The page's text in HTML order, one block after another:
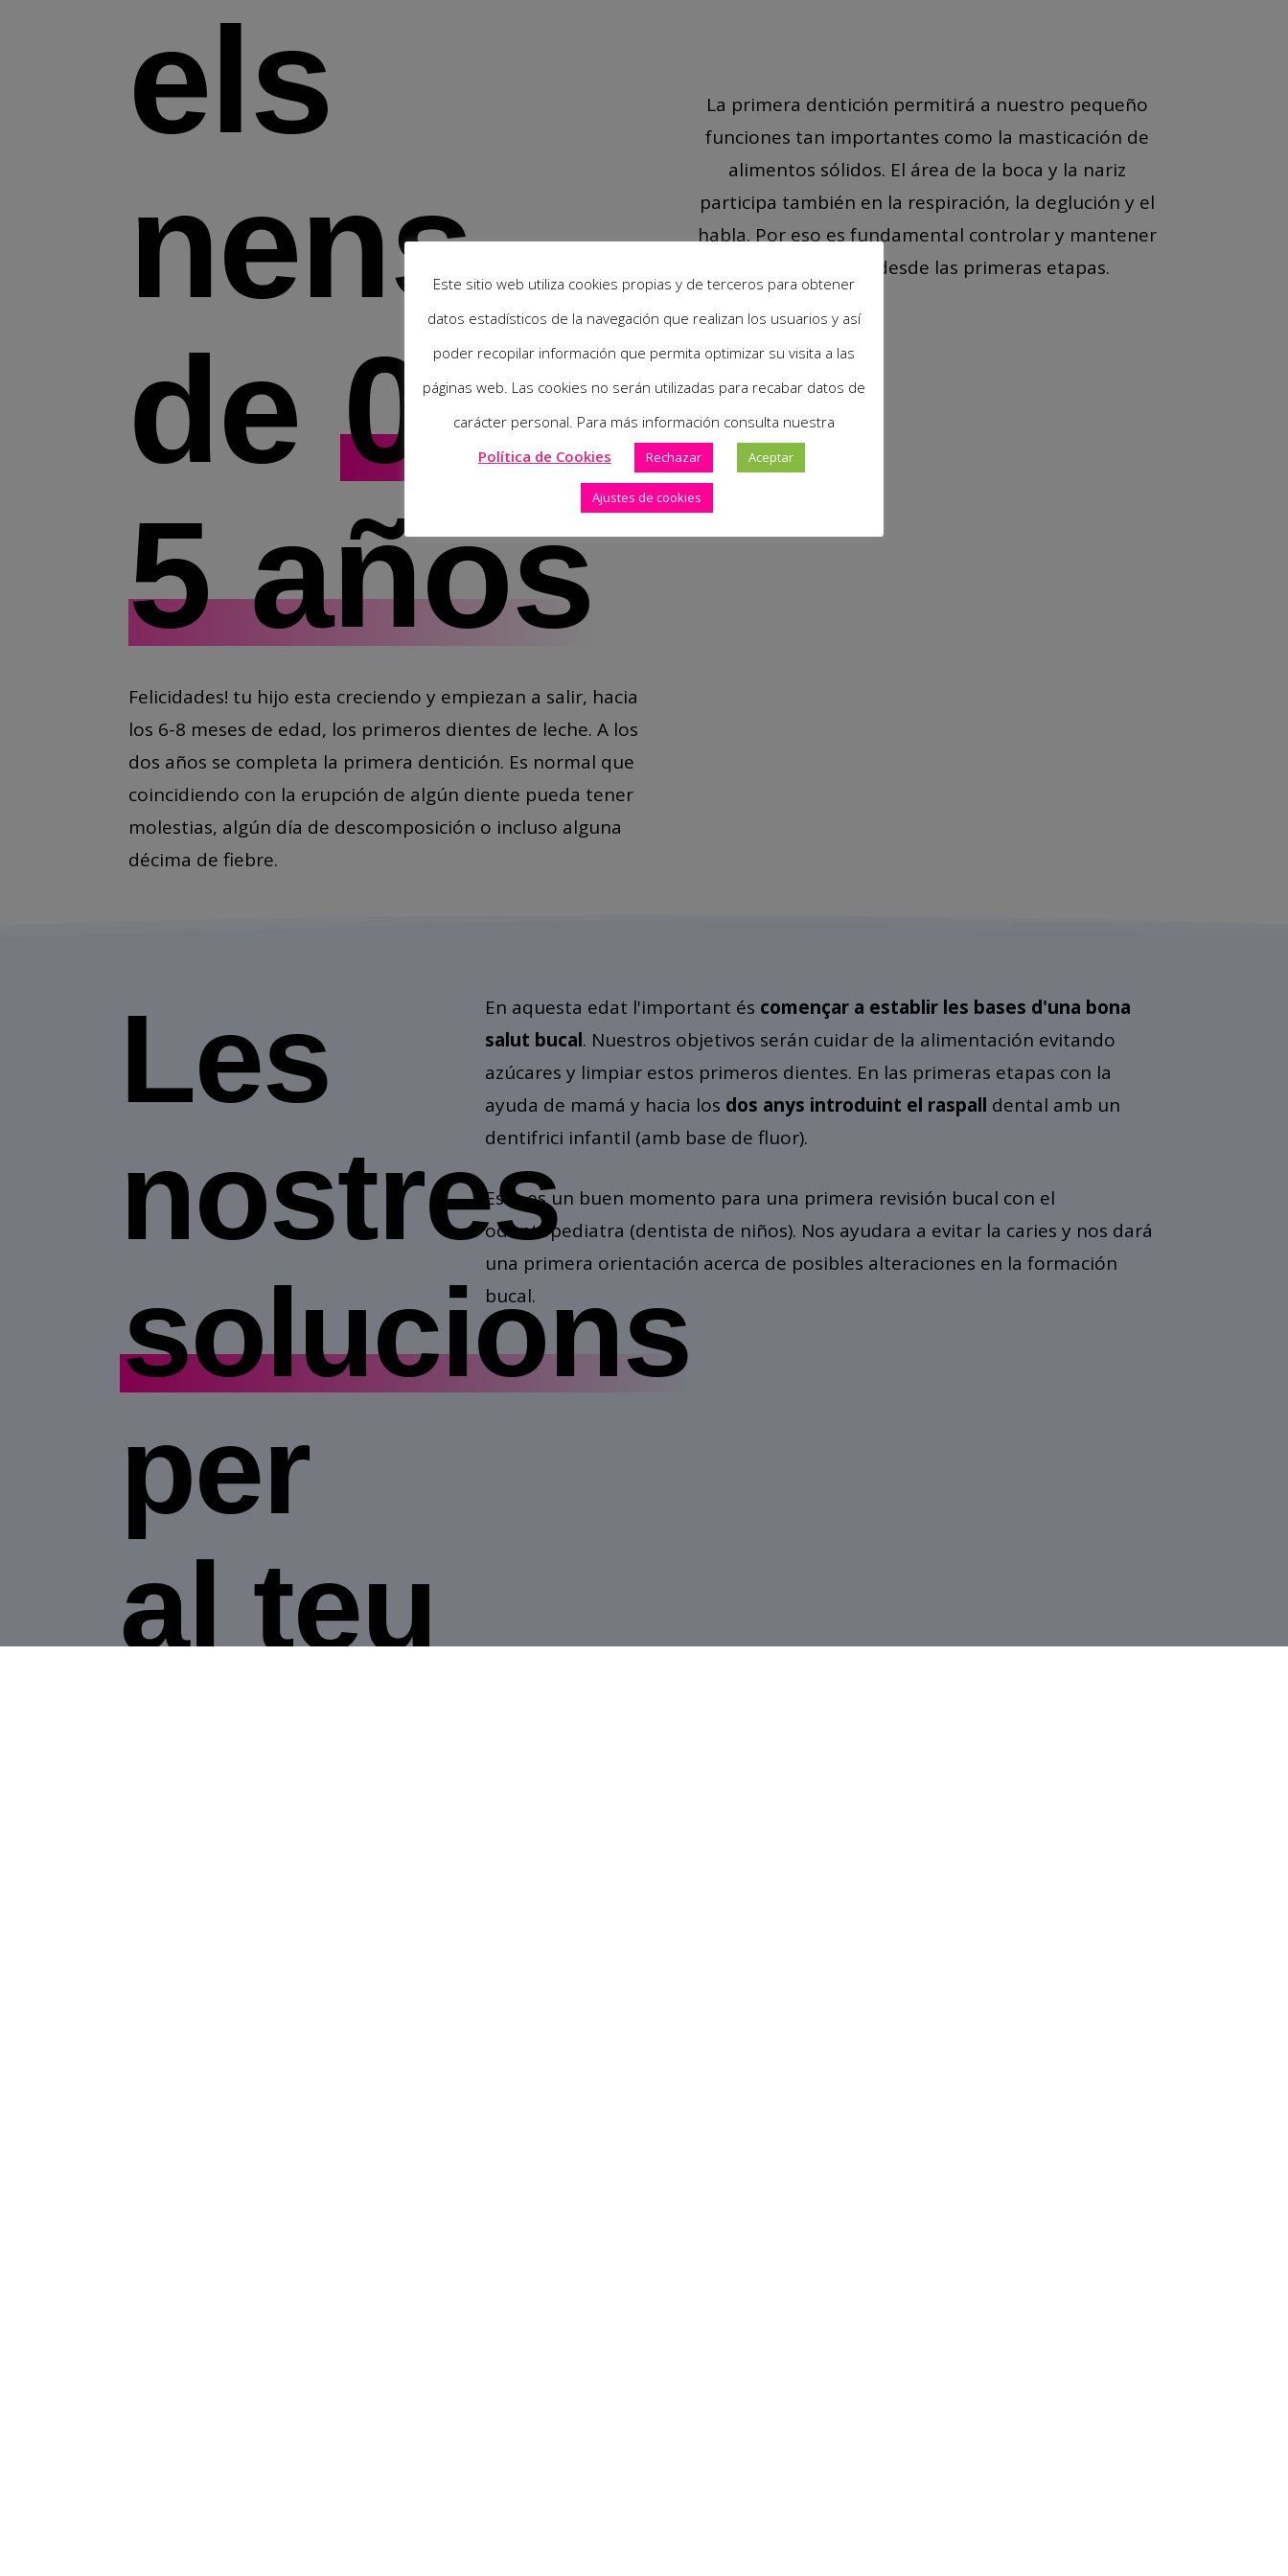
els
nens
de0 a
5 años
Felicidades! tu hijo esta creciendo y empiezan a salir, hacia
los 6-8 meses de edad, los primeros dientes de leche. A los
dos años se completa la primera dentición. Es normal que
coincidiendo con la erupción de algún diente pueda tener
molestias, algún día de descomposición o incluso alguna
décima de fiebre.
La primera dentición permitirá a nuestro pequeño
funciones tan importantes como la masticación de
alimentos sólidos. El área de la boca y la nariz
participa también en la respiración, la deglución y el
habla. Por eso es fundamental controlar y mantener
una boca sana desde las primeras etapas.
Les
nostres
solucions
per
al teu
En aquesta edat l'important és començar a establir les bases d'una bona
salut bucal. Nuestros objetivos serán cuidar de la alimentación evitando
azúcares y limpiar estos primeros dientes. En las primeras etapas con la
ayuda de mamá y hacia los dos anys introduint el raspall dental amb un
dentifrici infantil (amb base de fluor).
Este es un buen momento para una primera revisión bucal con el
odontopediatra (dentista de niños). Nos ayudara a evitar la caries y nos dará
una primera orientación acerca de posibles alteraciones en la formación
bucal.
Este sitio web utiliza cookies propias y de terceros para obtener
datos estadísticos de la navegación que realizan los usuarios y así
poder recopilar información que permita optimizar su visita a las
páginas web. Las cookies no serán utilizadas para recabar datos de
carácter personal. Para más información consulta nuestra
Política de Cookies
Rechazar Aceptar
Ajustes de cookies